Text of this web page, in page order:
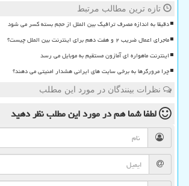
تازه ترین مطالب مرتبط
دقیقا به اندازه مصرف ترافیک بین الملل از حجم بسته کسر می شود
ماجرای اعمال ضریب ۲ و هفت دهم برای اینترنت بین الملل چیست؟
اینترنت ماهواره ای آمازون مستقیم به موبایل می رسد
چرا مرورگرها به برخی سایت های ایرانی هشدار امنیتی می دهند؟
نظرات بینندگان در مورد این مطلب
لطفا شما همدر مورد این مطلبنظر دهید